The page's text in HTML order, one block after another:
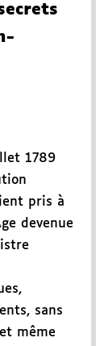
1789
pris à
devenue
sans
même